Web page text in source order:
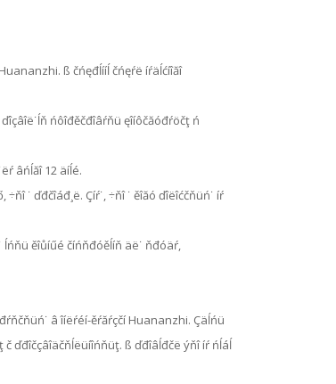
ß čńęđĺííĺ čńęŕë íŕäĺćíîăî
ďîçâîë˙ĺň ńôîđěčđîâŕňü ęîíôčăóđŕöčţ ń
âńĺăî 12 äíĺé.
˙ ďđčîáđ¸ë. Çíŕ˙, ÷ňî ˙ ěîăó ďîëîćčňüń˙ íŕ
ĺńňü ěîůíűé číńňđóěĺíň äë˙ ňđóäŕ,
â îíëŕéí-ěŕăŕçčí Huananzhi. Çäĺńü
č ďđîčçâîäčňĺëüíîńňüţ. ß ďđîâĺđčë ýňî íŕ ńĺáĺ